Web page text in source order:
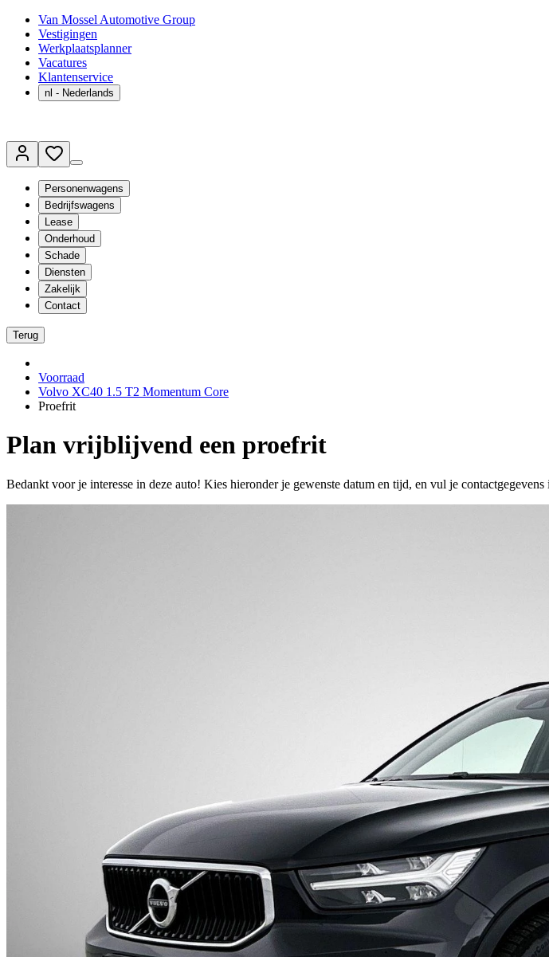
Van Mossel Automotive Group
Vestigingen
Werkplaatsplanner
Vacatures
Klantenservice
nl - Nederlands
Personenwagens
Bedrijfswagens
Lease
Onderhoud
Schade
Diensten
Zakelijk
Contact
Terug
Voorraad
Volvo XC40 1.5 T2 Momentum Core
Proefrit
Plan vrijblijvend een proefrit
Bedankt voor je interesse in deze auto! Kies hieronder je gewenste datum en tijd, en vul je